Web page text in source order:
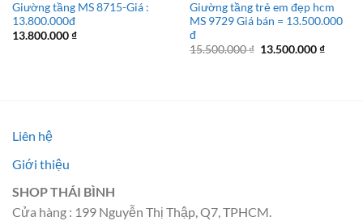
Giường tầng MS 8715-Giá :
13.800.000đ
13.800.000₫
Giường tầng trẻ em đẹp hcm
MS 9729 Giá bán = 13.500.000
đ
15.500.000₫ Giá
13.500.000₫Giá
Liên hệ
Giới thiệu
SHOP THÁI BÌNH
Cửa hàng : 199 Nguyễn Thị Thập, Q7, TPHCM.